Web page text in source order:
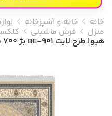
خانه خانه و آشپزخانه
منزل فرش ماشینی
هیوا طرح لایت 901-BE بژ ۷۰۰ شانه